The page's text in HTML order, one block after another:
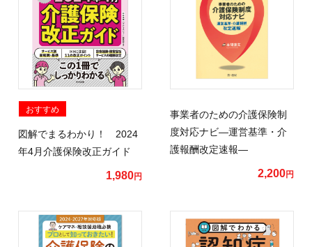
おすすめ
図解でまるわかり！ 2024
年4月介護保険改正ガイド
1,980円
事業者のための介護保険制
度対応ナビ―運営基準・介
護報酬改定速報―
2,200円